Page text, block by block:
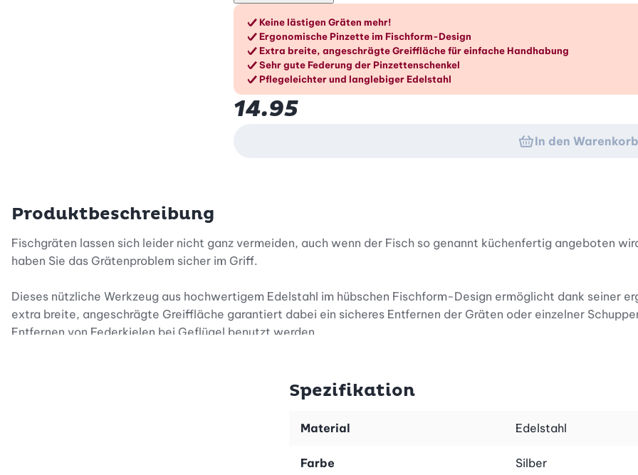
Die Vorteile im Überblick
Keine lästigen Gräten mehr!
Ergonomische Pinzette im Fischform-Design
Extra breite, angeschrägte Greiffläche für einfache Handhabung
Sehr gute Federung der Pinzettenschenkel
Pflegeleichter und langlebiger Edelstahl
14.95
In den Warenkorb
Produktbeschreibung
Fischgräten lassen sich leider nicht ganz vermeiden, auch wenn der Fisch so genannt küchenfertig angeboten
haben Sie das Grätenproblem sicher im Griff.
Dieses nützliche Werkzeug aus hochwertigem Edelstahl im hübschen Fischform-Design ermöglicht dank seiner
extra breite, angeschrägte Greiffläche garantiert dabei ein sicheres Entfernen der Gräten oder einzelner
Entfernen von Federkielen bei Geflügel benutzt werden.
Spezifikation
Material Edelstahl
Farbe Silber